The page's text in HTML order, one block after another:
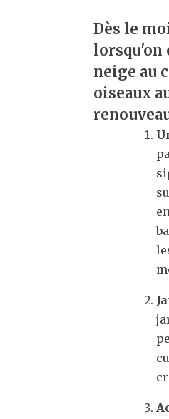
Dès le
lorsqu'on
neige au
oiseaux